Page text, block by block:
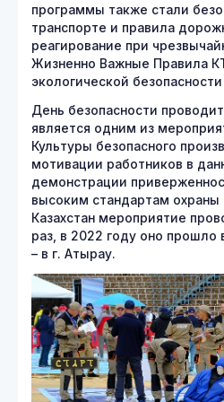
программы также стали
транспорте и правила
реагирование при
Жизненно Важные Правила
экологической
День безопасности
является одним из
Культуры безопасного
мотивации работников в
демонстрации
высоким стандартам охраны
Казахстан мероприятие
раз, в 2022 году оно прошло
– в г. Атырау.